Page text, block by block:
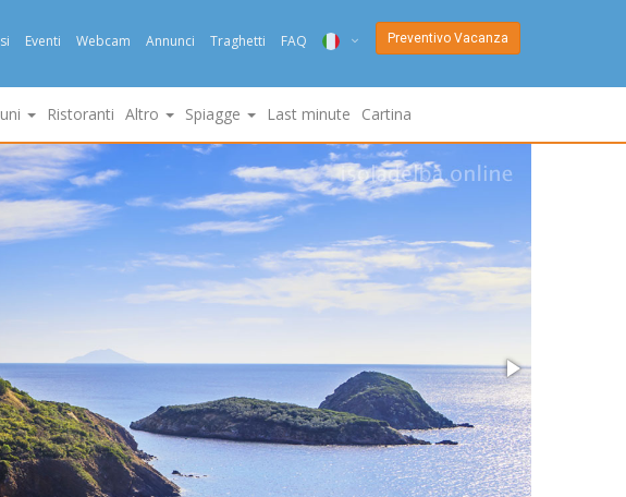
Eventi Webcam Annunci Traghetti FAQ
ENG
DEU
NED
FRA
DAN
ESP
SLO
Preventivo Vacanza
Ristoranti Altro Spiagge Last minute Cartina